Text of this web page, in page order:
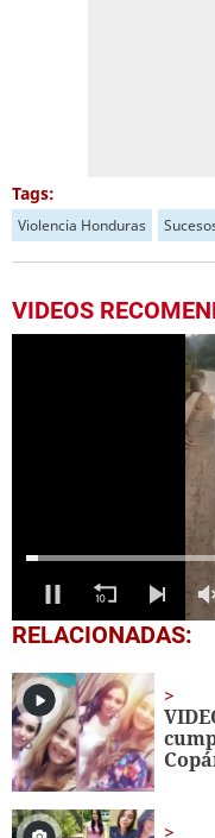
Tags:
Violencia Honduras
VIDEOS
0
seconds
1
minute,
9
seconds
RELACIONADAS: